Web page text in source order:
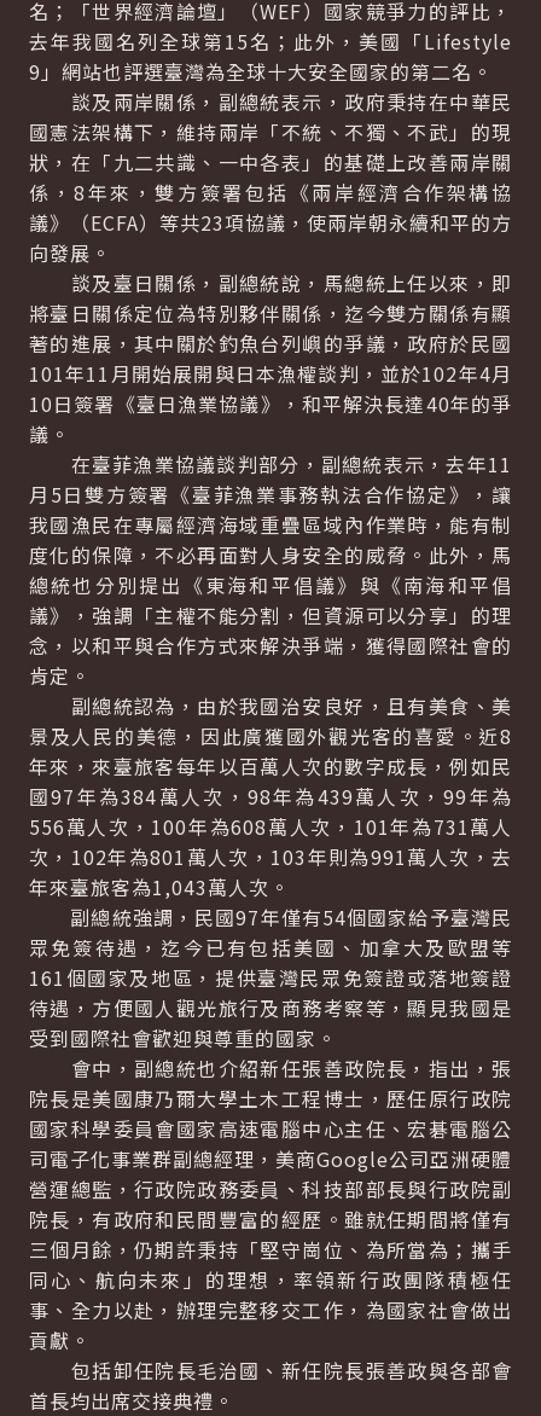
名；「世界經濟論壇」（WEF）國家競爭力的評比，
去年我國名列全球第15名；此外，美國「Lifestyle
9」網站也評選臺灣為全球十大安全國家的第二名。
談及兩岸關係，副總統表示，政府秉持在中華民
國憲法架構下，維持兩岸「不統、不獨、不武」的現
狀，在「九二共識、一中各表」的基礎上改善兩岸關
係，8年來，雙方簽署包括《兩岸經濟合作架構協
議》（ECFA）等共23項協議，使兩岸朝永續和平的方
向發展。
談及臺日關係，副總統說，馬總統上任以來，即
將臺日關係定位為特別夥伴關係，迄今雙方關係有顯
著的進展，其中關於釣魚台列嶼的爭議，政府於民國
101年11月開始展開與日本漁權談判，並於102年4月
10日簽署《臺日漁業協議》，和平解決長達40年的爭
議。
在臺菲漁業協議談判部分，副總統表示，去年11
月5日雙方簽署《臺菲漁業事務執法合作協定》，讓
我國漁民在專屬經濟海域重疊區域內作業時，能有制
度化的保障，不必再面對人身安全的威脅。此外，馬
總統也分別提出《東海和平倡議》與《南海和平倡
議》，強調「主權不能分割，但資源可以分享」的理
念，以和平與合作方式來解決爭端，獲得國際社會的
肯定。
副總統認為，由於我國治安良好，且有美食、美
景及人民的美德，因此廣獲國外觀光客的喜愛。近8
年來，來臺旅客每年以百萬人次的數字成長，例如民
國97年為384萬人次，98年為439萬人次，99年為
556萬人次，100年為608萬人次，101年為731萬人
次，102年為801萬人次，103年則為991萬人次，去
年來臺旅客為1,043萬人次。
副總統強調，民國97年僅有54個國家給予臺灣民
眾免簽待遇，迄今已有包括美國、加拿大及歐盟等
161個國家及地區，提供臺灣民眾免簽證或落地簽證
待遇，方便國人觀光旅行及商務考察等，顯見我國是
受到國際社會歡迎與尊重的國家。
會中，副總統也介紹新任張善政院長，指出，張
院長是美國康乃爾大學土木工程博士，歷任原行政院
國家科學委員會國家高速電腦中心主任、宏碁電腦公
司電子化事業群副總經理，美商Google公司亞洲硬體
營運總監，行政院政務委員、科技部部長與行政院副
院長，有政府和民間豐富的經歷。雖就任期間將僅有
三個月餘，仍期許秉持「堅守崗位、為所當為；攜手
同心、航向未來」的理想，率領新行政團隊積極任
事、全力以赴，辦理完整移交工作，為國家社會做出
貢獻。
包括卸任院長毛治國、新任院長張善政與各部會
首長均出席交接典禮。